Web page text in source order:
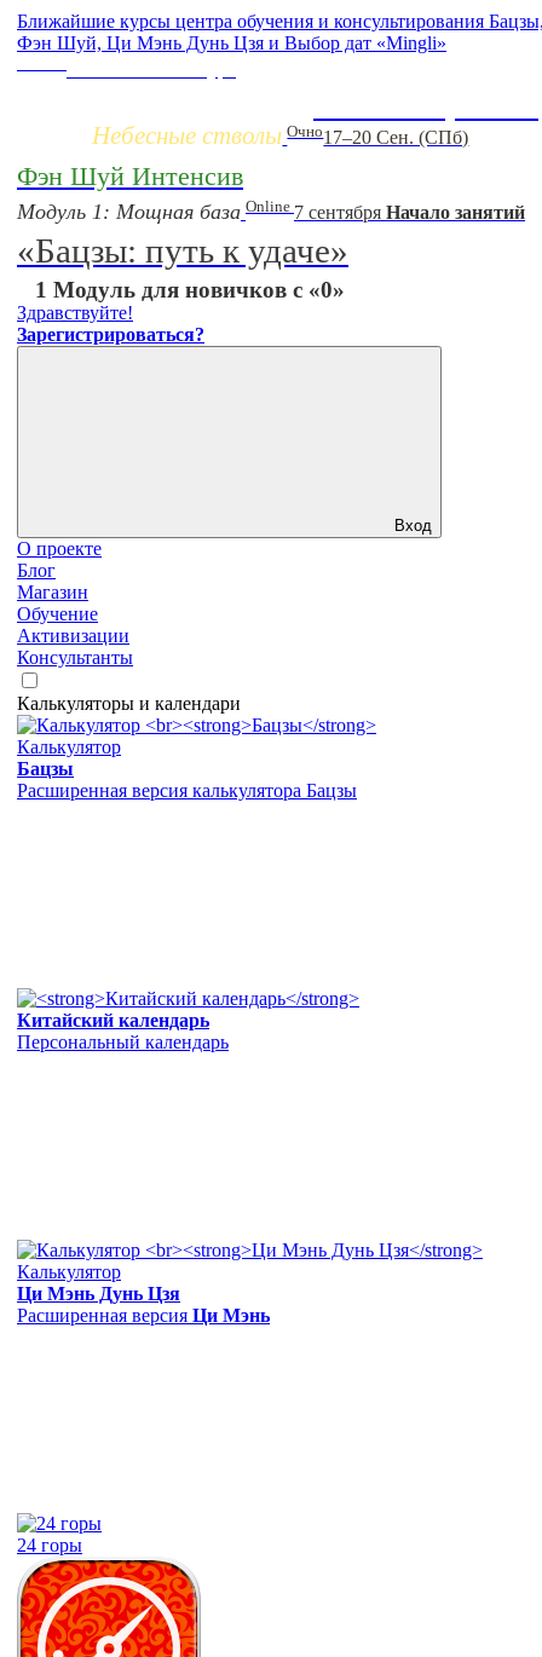
Ближайшие курсы центра обучения и консультирования
Фэн Шуй, Ци Мэнь Дунь Цзя и Выбор дат «Mingli»
Небесные стволы Очно17–20 Сен. (СПб)
Фэн Шуй Интенсив
Модуль 1: Мощная база Online 7 сентября Начало занятий
«Бацзы: путь к удаче»
1 Модуль для новичков с «0»
Здравствуйте!
Зарегистрироваться?
Вход
О проекте
Блог
Магазин
Обучение
Активизации
Консультанты
Калькуляторы и календари
Калькулятор
Бацзы
Расширенная версия калькулятора Бацзы
Китайский календарь
Персональный календарь
Калькулятор
Ци Мэнь Дунь Цзя
Расширенная версия Ци Мэнь
24 горы